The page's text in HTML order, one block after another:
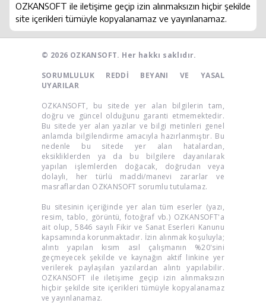
OZKANSOFT ile iletişime geçip izin alınmaksızın hiçbir şekilde
site içerikleri tümüyle kopyalanamaz ve yayınlanamaz.
© 2026 OZKANSOFT. Her hakkı saklıdır.
SORUMLULUK REDDİ BEYANI VE YASAL
UYARILAR
OZKANSOFT, bu sitede yer alan bilgilerin tam,
doğru ve güncel olduğunu garanti etmemektedir.
Bu sitede yer alan yazılar ve bilgi metinleri genel
anlamda bilgilendirme amacıyla hazırlanmıştır. Bu
nedenle bu sitede yer alan hatalardan,
eksikliklerden ya da bu bilgilere dayanılarak
yapılan işlemlerden doğacak, doğrudan veya
dolaylı, her türlü maddi/manevi zararlar ve
masraflardan OZKANSOFT sorumlu tutulamaz.
Bu sitesinin içeriğinde yer alan tüm eserler (yazı,
resim, tablo, görüntü, fotoğraf vb.) OZKANSOFT'a
ait olup, 5846 sayılı Fikir ve Sanat Eserleri Kanunu
kapsamında korunmaktadır. İzin alınmak koşuluyla;
alıntı yapılan kısım asıl çalışmanın %20'sini
geçmeyecek şekilde ve kaynağın aktif linkine yer
verilerek paylaşılan yazılardan alıntı yapılabilir.
OZKANSOFT ile iletişime geçip izin alınmaksızın
hiçbir şekilde site içerikleri tümüyle kopyalanamaz
ve yayınlanamaz.